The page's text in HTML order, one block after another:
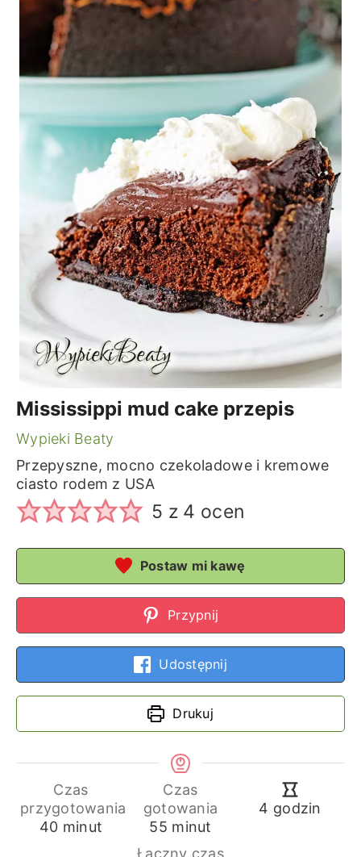
Mississippi mud cake przepis
Wypieki Beaty
Przepyszne, mocno czekoladowe i kremowe
ciasto rodem z USA
5 z 4 ocen
Postaw mi kawę
Przypnij
Udostępnij
Drukuj
Czas
przygotowania
40minuty
minut
Czas
gotowania
55minuty
minut
4 godziny
godzin
Łączny czas